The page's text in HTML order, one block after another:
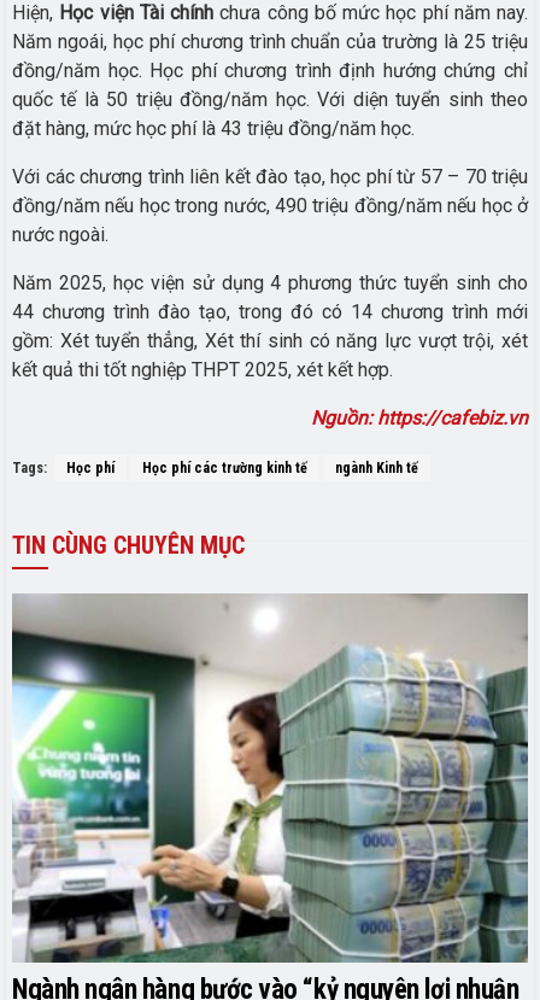
Hiện, Học viện Tài chínhchưa công bố mức học phí năm nay.
Năm ngoái, học phí chương trình chuẩn của trường là 25 triệu
đồng/năm học. Học phí chương trình định hướng chứng chỉ
quốc tế là 50 triệu đồng/năm học. Với diện tuyển sinh theo
đặt hàng, mức học phí là 43 triệu đồng/năm học.
Với các chương trình liên kết đào tạo, học phí từ 57 – 70 triệu
đồng/năm nếu học trong nước, 490 triệu đồng/năm nếu học ở
nước ngoài.
Năm 2025, học viện sử dụng 4 phương thức tuyển sinh cho
44 chương trình đào tạo, trong đó có 14 chương trình mới
gồm: Xét tuyển thẳng, Xét thí sinh có năng lực vượt trội, xét
kết quả thi tốt nghiệp THPT 2025, xét kết hợp.
Nguồn: https://cafebiz.vn
Tags: Học phí Học phí các trường kinh tế ngành Kinh tế
TIN CÙNG CHUYÊN MỤC
Ngành ngân hàng bước vào “kỷ nguyên lợi nhuận